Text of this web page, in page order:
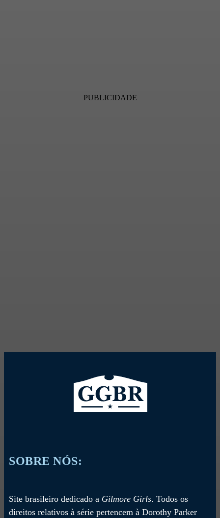
PUBLICIDADE
SOBRE NÓS:
Site brasileiro dedicado a Gilmore Girls. Todos os
direitos relativos à série pertencem à Dorothy Parker